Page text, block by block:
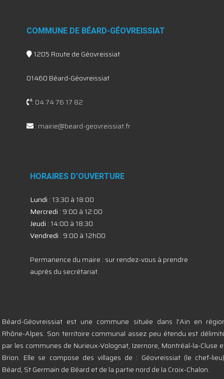
COMMUNE DE BÉARD-GÉOVREISSIAT
1205 Route de Géovreissiat
01460 Béard-Géovreissiat
: 04 74 76 17 82
: mairie@beard-geovreissiat.fr
HORAIRES D’OUVERTURE
Lundi : 13:30 à 18:00
Mercredi : 9:00 à 12:00
Jeudi : 14:00 à 18:30
Vendredi : 9:00 à 12h00
Permanence du maire : sur rendez-vous à prendre
auprès du secrétariat.
Béard-Géovreissiat est une commune située dans l'Ain en
Rhône-Alpes. Son territoire communal assez peu étendu est
par les communes de Nurieux-Volognat, Izernore, Montréal-la-Cluse
Brion. Elle se compose des villages de : Géovreissiat (le chef-
Béard, St Germain de Béard et de la partie nord de la Croix-Chalon.